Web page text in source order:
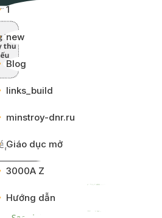
1
new
Blog
links_build
minstroy-dnr.ru
Giáo dục mở
3000A Z
Hướng dẫn